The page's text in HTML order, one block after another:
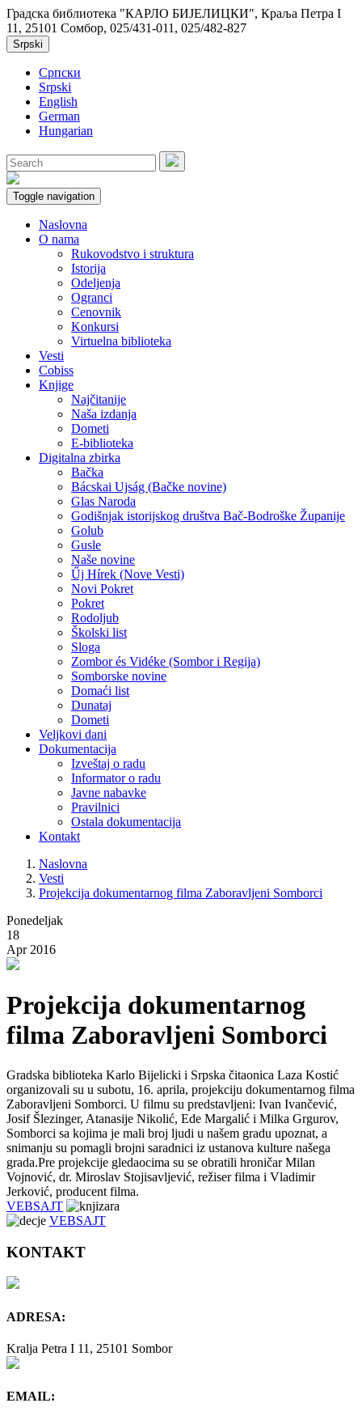
Градска библиотека "КАРЛО БИЈЕЛИЦКИ", Краља Петра I
11, 25101 Сомбор, 025/431-011, 025/482-827
Srpski
Српски
Srpski
English
German
Hungarian
Toggle navigation
Naslovna
O nama
Rukovodstvo i struktura
Istorija
Odeljenja
Ogranci
Cenovnik
Konkursi
Virtuelna biblioteka
Vesti
Cobiss
Knjige
Najčitanije
Naša izdanja
Dometi
E-biblioteka
Digitalna zbirka
Bačka
Bácskai Ujság (Bačke novine)
Glas Naroda
Godišnjak istorijskog društva Bač-Bodroške Županije
Golub
Gusle
Naše novine
Űj Hírek (Nove Vesti)
Novi Pokret
Pokret
Rodoljub
Školski list
Sloga
Zombor és Vidéke (Sombor i Regija)
Somborske novine
Domaći list
Dunataj
Dometi
Veljkovi dani
Dokumentacija
Izveštaj o radu
Informator o radu
Javne nabavke
Pravilnici
Ostala dokumentacija
Kontakt
Naslovna
Vesti
Projekcija dokumentarnog filma Zaboravljeni Somborci
Ponedeljak
18
Apr 2016
Projekcija dokumentarnog
filma Zaboravljeni Somborci
Gradska biblioteka Karlo Bijelicki i Srpska čitaonica Laza Kostić
organizovali su u subotu, 16. aprila, projekciju dokumentarnog filma
Zaboravljeni Somborci. U filmu su predstavljeni: Ivan Ivančević,
Josif Šlezinger, Atanasije Nikolić, Ede Margalić i Milka Grgurov,
Somborci sa kojima je mali broj ljudi u našem gradu upoznat, a
snimanju su pomagli brojni saradnici iz ustanova kulture našega
grada.Pre projekcije gledaocima su se obratili hroničar Milan
Vojnović, dr. Miroslav Stojisavljević, režiser filma i Vladimir
Jerković, producent filma.
VEBSAJT
VEBSAJT
KONTAKT
ADRESA:
Kralja Petra I 11, 25101 Sombor
EMAIL: